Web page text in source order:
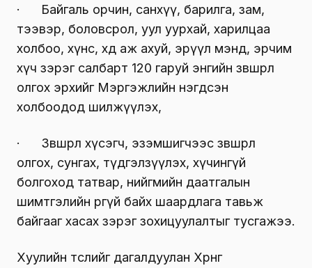
· Байгаль орчин, санхүү, барилга, зам,
тээвэр, боловсрол, уул уурхай, харилцаа
холбоо, хүнс, хөдөө аж ахуй, эрүүл мэнд, эрчим
хүч зэрэг салбарт 120 гаруй энгийн зөвшөөрөл
олгох эрхийг Мэргэжлийн нэгдсэн
холбоодод шилжүүлэх,
· Зөвшөөрөл хүсэгч, эзэмшигчээс зөвшөөрөл
олгох, сунгах, түдгэлзүүлэх, хүчингүй
болгоход татвар, нийгмийн даатгалын
шимтгэлийн өргүй байх шаардлага тавьж
байгааг хасах зэрэг зохицуулалтыг тусгажээ.
Хуулийн төслийг дагалдуулан Хөрөнгө